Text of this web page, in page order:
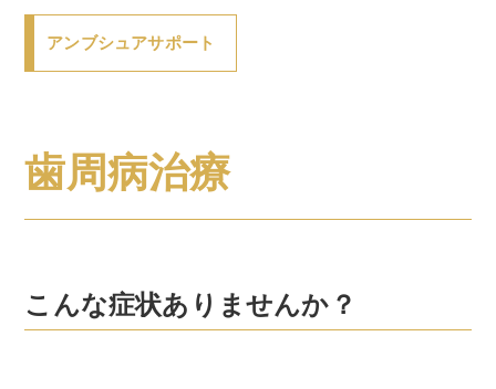
アンブシュアサポート
歯周病治療
こんな症状ありませんか？